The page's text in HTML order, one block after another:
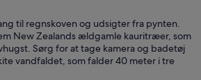
til regnskoven og udsigter fra pynten.
New Zealands ældgamle kauritræer, som
Sørg for at tage kamera og badetøj
vandfaldet, som falder 40 meter i tre